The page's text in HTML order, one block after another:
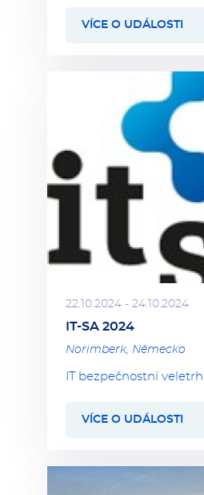
VÍCE O UDÁLOSTI
22.10.2024 - 24.10.2024
IT-SA 2024
Norimberk, Německo
IT bezpečnostní veletrh
VÍCE O UDÁLOSTI